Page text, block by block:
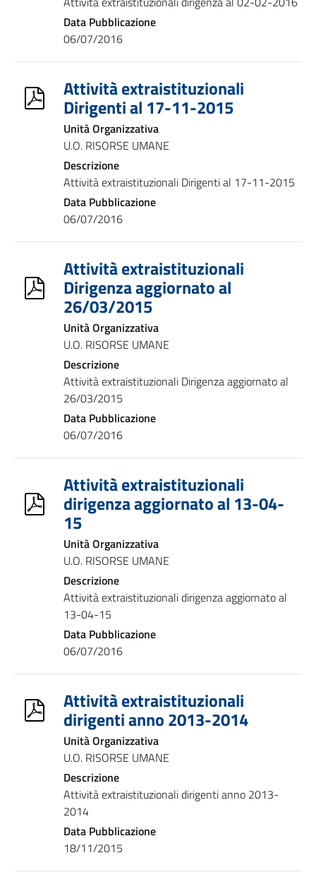
Data Pubblicazione
06/07/2016
Attività extraistituzionali
Dirigenti al 17-11-2015
Unità Organizzativa
U.O. RISORSE UMANE
Descrizione
Attività extraistituzionali Dirigenti al 17-11-2015
Data Pubblicazione
06/07/2016
Attività extraistituzionali
Dirigenza aggiornato al
26/03/2015
Unità Organizzativa
U.O. RISORSE UMANE
Descrizione
Attività extraistituzionali Dirigenza aggiornato al
26/03/2015
Data Pubblicazione
06/07/2016
Attività extraistituzionali
dirigenza aggiornato al 13-04-
15
Unità Organizzativa
U.O. RISORSE UMANE
Descrizione
Attività extraistituzionali dirigenza aggiornato al
13-04-15
Data Pubblicazione
06/07/2016
Attività extraistituzionali
dirigenti anno 2013-2014
Unità Organizzativa
U.O. RISORSE UMANE
Descrizione
Attività extraistituzionali dirigenti anno 2013-
2014
Data Pubblicazione
18/11/2015